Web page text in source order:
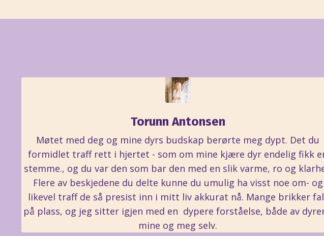
Torunn Antonsen
Møtet med deg og mine dyrs budskap berørte meg dypt. Det du
formidlet traff rett i hjertet - som om mine kjære dyr endelig fikk
stemme., og du var den som bar den med en slik varme, ro og
Flere av beskjedene du delte kunne du umulig ha visst noe om- og
likevel traff de så presist inn i mitt liv akkurat nå. Mange brikker
på plass, og jeg sitter igjen med en dypere forståelse, både av
mine og meg selv.